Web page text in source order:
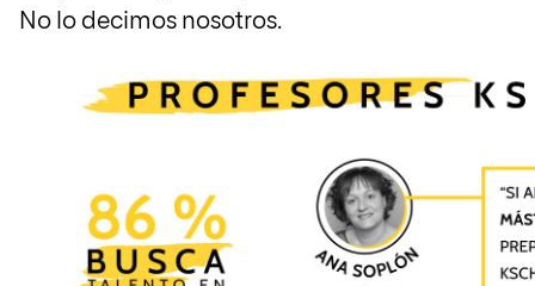
No lo decimos nosotros.